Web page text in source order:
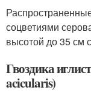
соцветиями
высотой до 35 см
Гвоздика
acicularis)